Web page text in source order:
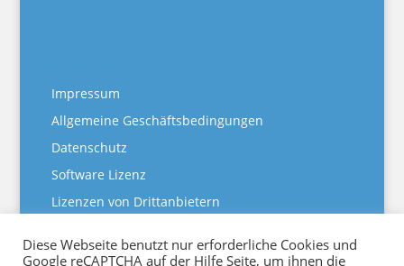
Impressum
Allgemeine Geschäftsbedingungen
Datenschutz
Software Lizenz
Lizenzen von Drittanbietern
Sorting Thoughts für iOS
Diese Webseite benutzt nur erforderliche Cookies und
Google reCAPTCHA auf der Hilfe Seite, um ihnen die